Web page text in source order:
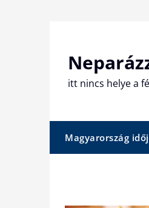
itt nincs helye a
Magyarország